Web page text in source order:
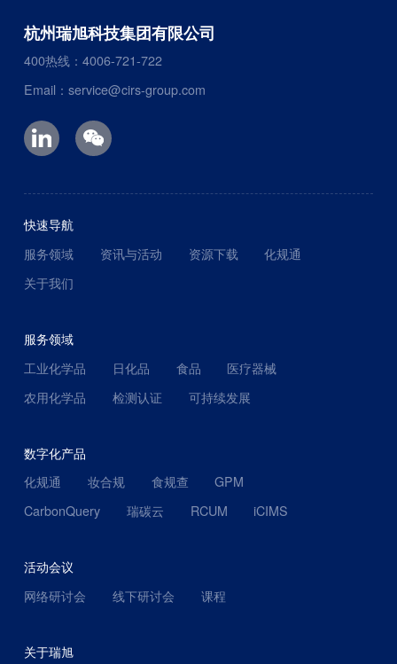
杭州瑞旭科技集团有限公司
400热线：4006-721-722
Email：service@cirs-group.com
快速导航
服务领域
资讯与活动 资源下载
化规通
关于我们
服务领域
工业化学品
日化品 食品
医疗器械
农用化学品
检测认证 可持续发展
数字化产品
化规通
妆合规 食规查
GPM
CarbonQuery
瑞碳云 RCUM iCIMS
活动会议
网络研讨会
线下研讨会 课程
关于瑞旭